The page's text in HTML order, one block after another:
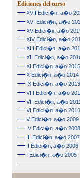
Ediciones del curso
—XVII Edici�n, a�o
—XVI Edici�n, a�o
—XV Edici�n, a�o
—XIV Edici�n, a�o
—XIII Edici�n, a�o
—XII Edici�n, a�o
—XI Edici�n, a�o 2015
—X Edici�n, a�o 2014
—IX Edici�n, a�o 2013
—VIII Edici�n, a�o
—VII Edici�n, a�o 2011
—VI Edici�n, a�o 2010
—V Edici�n, a�o 2009
—IV Edici�n, a�o 2008
—III Edici�n, a�o 2007
—II Edici�n, a�o 2006
—I Edici�n, a�o 2005